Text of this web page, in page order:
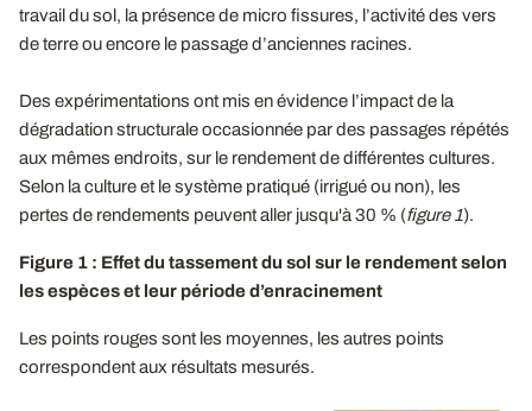
travail du sol, la présence de micro fissures, l’activité des vers
de terre ou encore le passage d’anciennes racines.
Des expérimentations ont mis en évidence l’impact de la
dégradation structurale occasionnée par des passages répétés
aux mêmes endroits, sur le rendement de différentes cultures.
Selon la culture et le système pratiqué (irrigué ou non), les
pertes de rendements peuvent aller jusqu'à 30 % (figure 1).
Figure 1 : Effet du tassement du sol sur le rendement selon
les espèces et leur période d’enracinement
Les points rouges sont les moyennes, les autres points
correspondent aux résultats mesurés.